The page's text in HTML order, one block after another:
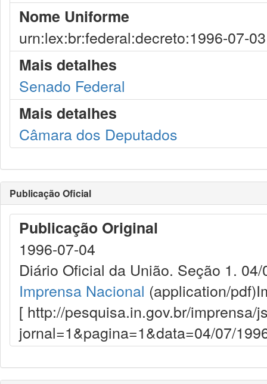
Nome Uniforme
urn:lex:br:federal:decreto:1996-07-
Mais detalhes
Senado Federal
Mais detalhes
Câmara dos Deputados
Publicação Oficial
Publicação Original
1996-07-04
Diário Oficial da União. Seção 1.
Imprensa Nacional (application/pdf)
[ http://pesquisa.in.gov.br/imprensa/
jornal=1&pagina=1&data=04/07/